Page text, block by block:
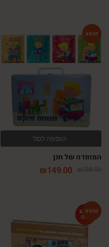
-48%
הוספה לסל
המזוודה של חנן
₪288.00
₪149.00